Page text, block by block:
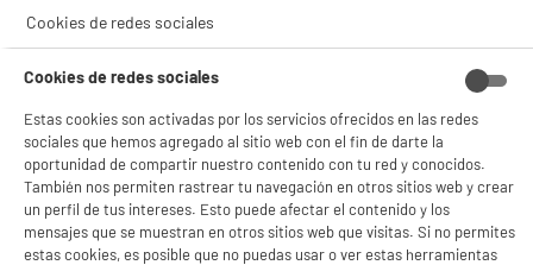
compare_product
Tipo :
Resolución :
Alimentación :
88
Cookies de redes sociales
Cookies de redes sociales
Estas cookies son activadas por los servicios ofrecidos en las redes
sociales que hemos agregado al sitio web con el fin de darte la
oportunidad de compartir nuestro contenido con tu red y conocidos.
También nos permiten rastrear tu navegación en otros sitios web y crear
un perfil de tus intereses. Esto puede afectar el contenido y los
mensajes que se muestran en otros sitios web que visitas. Si no permites
estas cookies, es posible que no puedas usar o ver estas herramientas